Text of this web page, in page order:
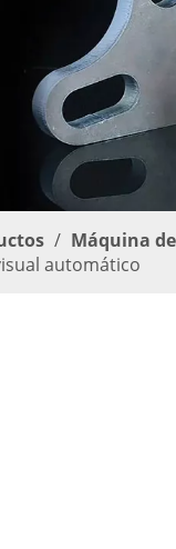
/ Máquina
automático